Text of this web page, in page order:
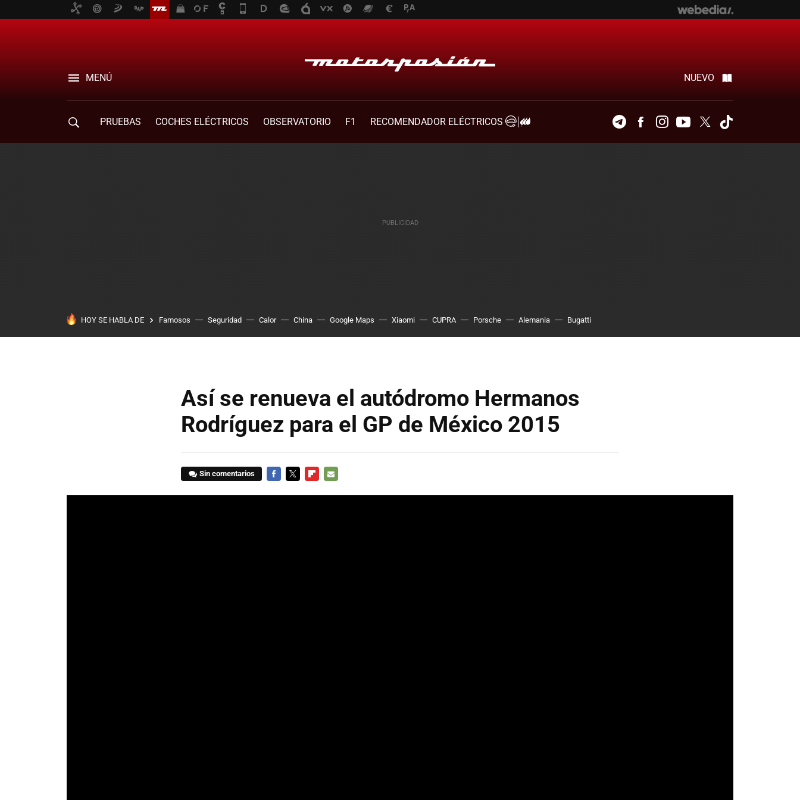
MENÚ NUEVO
PRUEBAS COCHES ELÉCTRICOS OBSERVATORIO F1
RECOMENDADOR ELÉCTRICOS
TelegramFacebookInstagramYoutubeTwitter
HOY SE HABLA DE Famosos Seguridad Calor China Google Maps Xiaomi CUPRA Porsche Alemania Bugatti
Así se renueva el autódromo Hermanos
Rodríguez para el GP de México 2015
Sin comentarios